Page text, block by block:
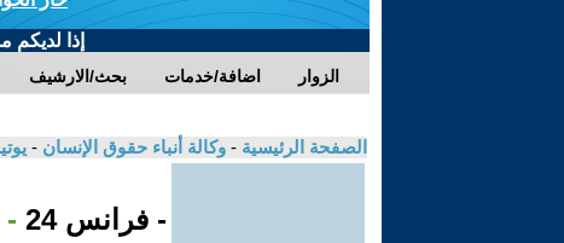
إذا لديكم
بحث/الارشيف اضافة/خدمات الزوار
الصفحة الرئيسية - وكالة أنباء حقوق الإنسان -
- فرانس 24 -